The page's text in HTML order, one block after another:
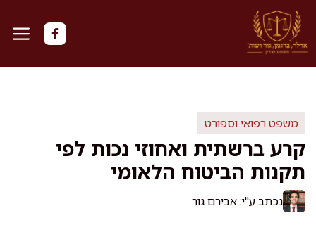
לדלג
לתוכן
משפט רפואי וספורט
קרע ברשתית ואחוזי נכות לפי
תקנות הביטוח הלאומי
נכתב ע"י: אבירם גור